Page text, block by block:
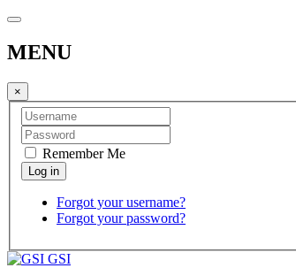
MENU
×
Remember Me
Forgot your username?
Forgot your password?
GSI